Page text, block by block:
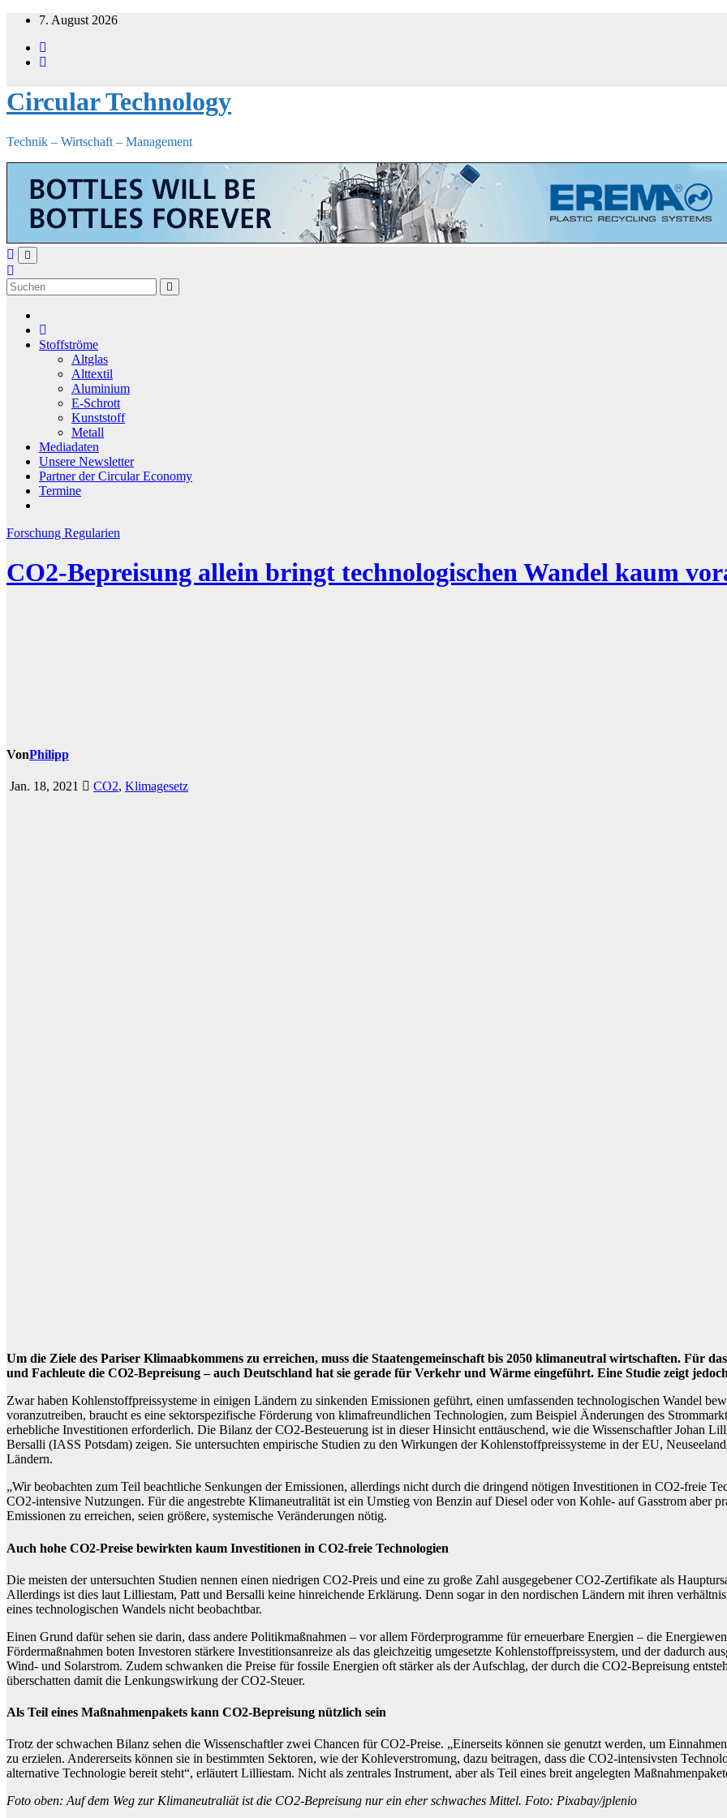
Zum
springen
7. August 2026
Circular Technology
Technik – Wirtschaft – Management
Stoffströme
Altglas
Alttextil
Aluminium
E-Schrott
Kunststoff
Metall
Mediadaten
Unsere Newsletter
Partner der Circular Economy
Termine
Forschung Regularien
CO2-Bepreisung allein bringt technologischen Wandel kaum
VonPhilipp
Jan. 18, 2021 CO2, Klimagesetz
Um die Ziele des Pariser Klimaabkommens zu erreichen, muss die Staatengemeinschaft bis 2050 klimaneutral wirtschaften. Für
und Fachleute die CO2-Bepreisung – auch Deutschland hat sie gerade für Verkehr und Wärme eingeführt. Eine Studie zeigt
Zwar haben Kohlenstoffpreissysteme in einigen Ländern zu sinkenden Emissionen geführt, einen umfassenden technologischen Wandel
voranzutreiben, braucht es eine sektorspezifische Förderung von klimafreundlichen Technologien, zum Beispiel Änderungen des
erhebliche Investitionen erforderlich. Die Bilanz der CO2-Besteuerung ist in dieser Hinsicht enttäuschend, wie die Wissenschaftler Johan
Bersalli (IASS Potsdam) zeigen. Sie untersuchten empirische Studien zu den Wirkungen der Kohlenstoffpreissysteme in der EU,
Ländern.
„Wir beobachten zum Teil beachtliche Senkungen der Emissionen, allerdings nicht durch die dringend nötigen Investitionen in CO2-freie
CO2-intensive Nutzungen. Für die angestrebte Klimaneutralität ist ein Umstieg von Benzin auf Diesel oder von Kohle- auf Gasstrom aber
Emissionen zu erreichen, seien größere, systemische Veränderungen nötig.
Auch hohe CO2-Preise bewirkten kaum Investitionen in CO2-freie Technologien
Die meisten der untersuchten Studien nennen einen niedrigen CO2-Preis und eine zu große Zahl ausgegebener CO2-Zertifikate als
Allerdings ist dies laut Lilliestam, Patt und Bersalli keine hinreichende Erklärung. Denn sogar in den nordischen Ländern mit ihren
eines technologischen Wandels nicht beobachtbar.
Einen Grund dafür sehen sie darin, dass andere Politikmaßnahmen – vor allem Förderprogramme für erneuerbare Energien – die
Fördermaßnahmen boten Investoren stärkere Investitionsanreize als das gleichzeitig umgesetzte Kohlenstoffpreissystem, und der dadurch
Wind- und Solarstrom. Zudem schwanken die Preise für fossile Energien oft stärker als der Aufschlag, der durch die CO2-Bepreisung
überschatten damit die Lenkungswirkung der CO2-Steuer.
Als Teil eines Maßnahmenpakets kann CO2-Bepreisung nützlich sein
Trotz der schwachen Bilanz sehen die Wissenschaftler zwei Chancen für CO2-Preise. „Einerseits können sie genutzt werden, um
zu erzielen. Andererseits können sie in bestimmten Sektoren, wie der Kohleverstromung, dazu beitragen, dass die CO2-intensivsten
alternative Technologie bereit steht“, erläutert Lilliestam. Nicht als zentrales Instrument, aber als Teil eines breit angelegten
Foto oben: Auf dem Weg zur Klimaneutraliät ist die CO2-Bepreisung nur ein eher schwaches Mittel. Foto: Pixabay/jplenio